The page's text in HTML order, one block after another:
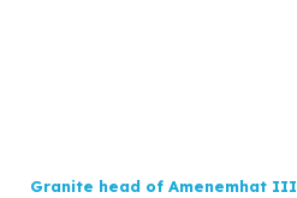
Granite head of Amenemhat III